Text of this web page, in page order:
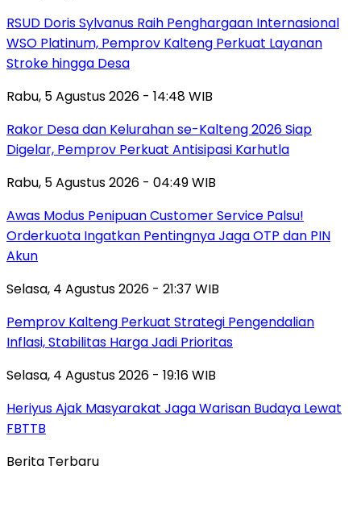
RSUD Doris Sylvanus Raih Penghargaan Internasional
WSO Platinum, Pemprov Kalteng Perkuat Layanan
Stroke hingga Desa
Rabu, 5 Agustus 2026 - 14:48 WIB
Rakor Desa dan Kelurahan se-Kalteng 2026 Siap
Digelar, Pemprov Perkuat Antisipasi Karhutla
Rabu, 5 Agustus 2026 - 04:49 WIB
Awas Modus Penipuan Customer Service Palsu!
Orderkuota Ingatkan Pentingnya Jaga OTP dan PIN
Akun
Selasa, 4 Agustus 2026 - 21:37 WIB
Pemprov Kalteng Perkuat Strategi Pengendalian
Inflasi, Stabilitas Harga Jadi Prioritas
Selasa, 4 Agustus 2026 - 19:16 WIB
Heriyus Ajak Masyarakat Jaga Warisan Budaya Lewat
FBTTB
Berita Terbaru